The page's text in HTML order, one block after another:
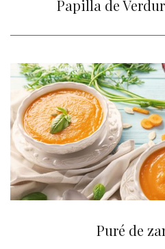
Papilla de
Puré de